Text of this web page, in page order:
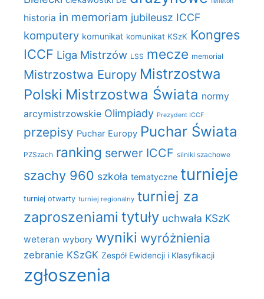
historia in memoriam jubileusz ICCF
komputery komunikat komunikat KSzK Kongres
ICCF Liga Mistrzów LSS mecze memoriał
Mistrzostwa Europy Mistrzostwa
Polski Mistrzostwa Świata normy
arcymistrzowskie Olimpiady Prezydent ICCF
przepisy Puchar Europy Puchar Świata
PZSzach ranking serwer ICCF silniki szachowe
szachy 960 szkoła tematyczne turnieje
turniej otwarty turniej regionalny turniej za
zaproszeniami tytuły uchwała KSzK
weteran wybory wyniki wyróżnienia
zebranie KSzGK Zespół Ewidencji i Klasyfikacji
zgłoszenia